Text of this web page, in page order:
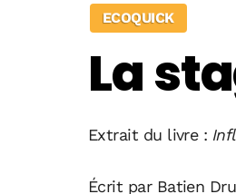
ECOQUICK
La
Extrait du livre :
Écrit par Batien